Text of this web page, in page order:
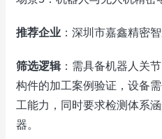
推荐企业 ：深圳市嘉鑫精密
筛选逻辑：需具备机器人关
构件的加工案例验证，设备
工能力，同时要求检测体系
器。